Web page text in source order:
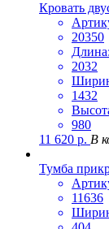
Кровать
20350
Длина:
2032
1432
980
11 620 р. В
Тумба
11636